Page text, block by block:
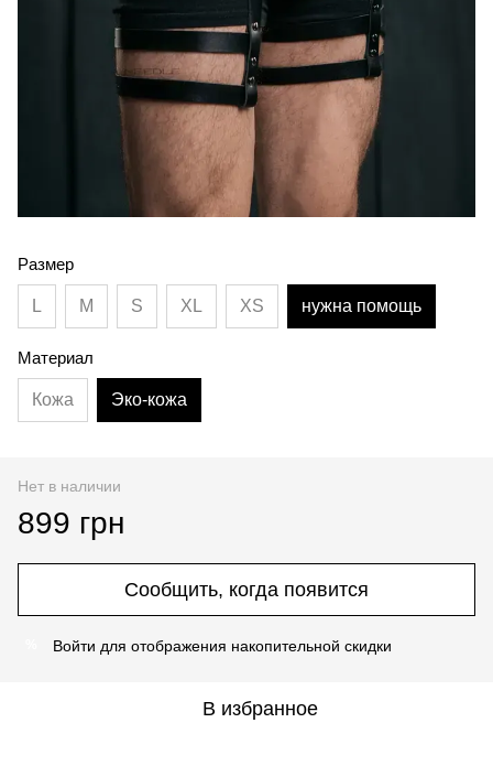
Размер
L M S XL XS нужна помощь
Материал
Кожа Эко-кожа
Нет в наличии
899 грн
Сообщить, когда появится
Войти для отображения накопительной скидки
В избранное